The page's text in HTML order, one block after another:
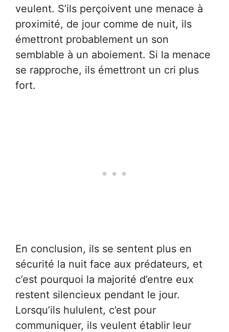
veulent. S’ils perçoivent une menace à
proximité, de jour comme de nuit, ils
émettront probablement un son
semblable à un aboiement. Si la menace
se rapproche, ils émettront un cri plus
fort.
En conclusion, ils se sentent plus en
sécurité la nuit face aux prédateurs, et
c’est pourquoi la majorité d’entre eux
restent silencieux pendant le jour.
Lorsqu’ils hululent, c’est pour
communiquer, ils veulent établir leur